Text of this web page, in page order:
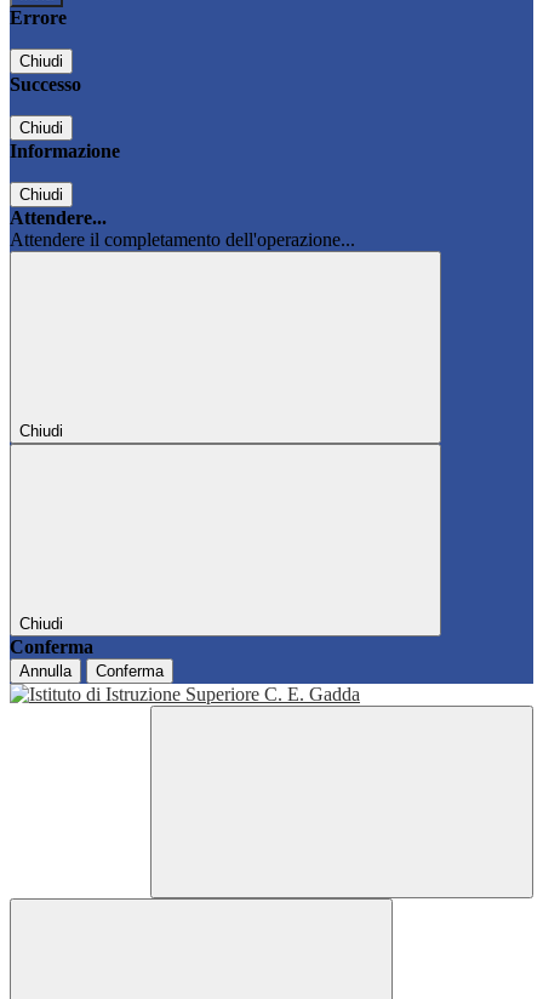
Errore
Chiudi
Successo
Chiudi
Informazione
Chiudi
Attendere...
Attendere il completamento dell'operazione...
Chiudi
Chiudi
Conferma
Annulla Conferma